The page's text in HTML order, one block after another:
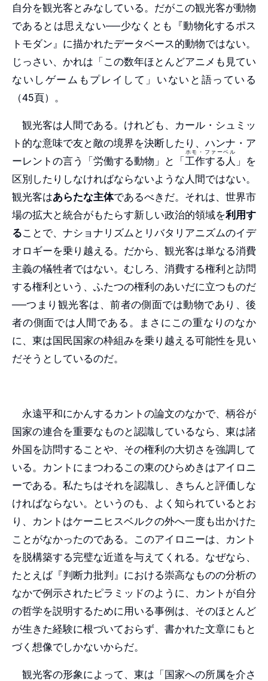
自分を観光客とみなしている。だがこの観光客が動物
であるとは思えない──少なくとも『動物化するポス
トモダン』に描かれたデータベース的動物ではない。
じっさい、かれは「この数年ほとんどアニメも見てい
ないしゲームもプレイして」いないと語っている
（45頁）。
観光客は人間である。けれども、カール・シュミッ
ト的な意味で友と敵の境界を決断したり、ハンナ・ア
ーレントの言う「労働する動物」と「工作する人
ホモ・ファーベル
」を
区別したりしなければならないような人間ではない。
観光客はあらたな主体であるべきだ。それは、世界市
場の拡大と統合がもたらす新しい政治的領域を利用す
ることで、ナショナリズムとリバタリアニズムのイデ
オロギーを乗り越える。だから、観光客は単なる消費
主義の犠牲者ではない。むしろ、消費する権利と訪問
する権利という、ふたつの権利のあいだに立つものだ
──つまり観光客は、前者の側面では動物であり、後
者の側面では人間である。まさにこの重なりのなか
に、東は国民国家の枠組みを乗り越える可能性を見い
だそうとしているのだ。
永遠平和にかんするカントの論文のなかで、柄谷が
国家の連合を重要なものと認識しているなら、東は諸
外国を訪問することや、その権利の大切さを強調して
いる。カントにまつわるこの東のひらめきはアイロニ
ーである。私たちはそれを認識し、きちんと評価しな
ければならない。というのも、よく知られているとお
り、カントはケーニヒスベルクの外へ一度も出かけた
ことがなかったのである。このアイロニーは、カント
を脱構築する完璧な近道を与えてくれる。なぜなら、
たとえば『判断力批判』における崇高なものの分析の
なかで例示されたピラミッドのように、カントが自分
の哲学を説明するために用いる事例は、そのほとんど
が生きた経験に根づいておらず、書かれた文章にもと
づく想像でしかないからだ。
観光客の形象によって、東は「国家への所属を介さ